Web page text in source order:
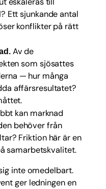
Ett sjunkande antal
konflikter på rätt
Av de
som sjösattes
— hur många
affärsresultatet?
kan marknad
behöver från
Friktion här är en
samarbetskvalitet.
inte omedelbart.
ger ledningen en